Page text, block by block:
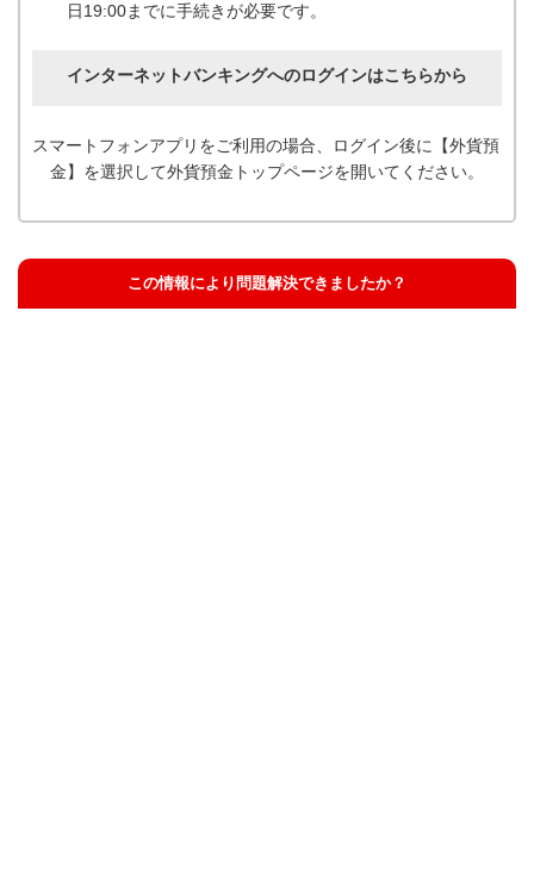
日19:00までに手続きが必要です。
インターネットバンキングへのログインはこちらから
スマートフォンアプリをご利用の場合、ログイン後に【外貨預
金】を選択して外貨預金トップページを開いてください。
この情報により問題解決できましたか？